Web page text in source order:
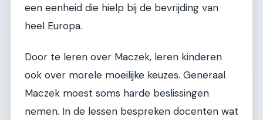
een eenheid die hielp bij de bevrijding van
heel Europa.
Door te leren over Maczek, leren kinderen
ook over morele moeilijke keuzes. Generaal
Maczek moest soms harde beslissingen
nemen. In de lessen bespreken docenten wat